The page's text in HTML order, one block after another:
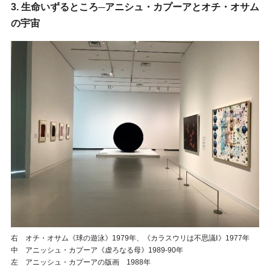
3. 生命いずるところ─アニシュ・カプーアとオチ・オサム
の宇宙
右 オチ・オサム《球の遊泳》1979年、《カラスウリは不思議Ⅰ》1977年
中 アニッシュ・カプーア《虚ろなる母》1989-90年
左 アニッシュ・カプーアの版画 1988年